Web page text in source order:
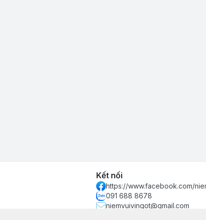
Kết nối
https://www.facebook.com/
091 688 8678
niemvuivingot@gmail.com